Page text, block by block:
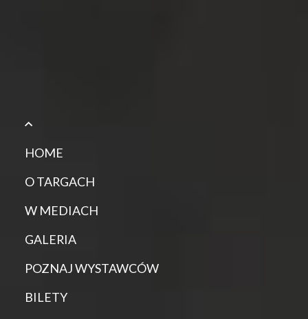
HOME
O TARGACH
W MEDIACH
GALERIA
POZNAJ WYSTAWCÓW
BILETY